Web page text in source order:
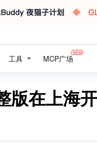
工具 MCP广场
版在上海